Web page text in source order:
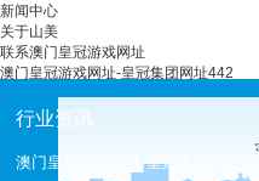
新闻中心
关于山美
联系澳门皇冠游戏网址
澳门皇冠游戏网址-皇冠集团网址442
行业资讯
澳门皇冠游戏网址-皇冠集团网址442